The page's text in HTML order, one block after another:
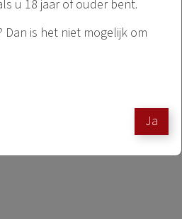
u 18 jaar of ouder bent.
Dan is het niet mogelijk om
Ja